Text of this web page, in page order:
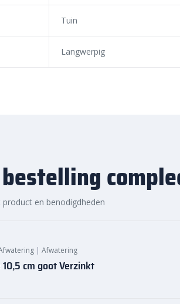
de hoogwaardige kwaliteit, voordelige
Tuin
Langwerpig
en benodigdheden
| Afwatering
10,5 cm goot Verzinkt